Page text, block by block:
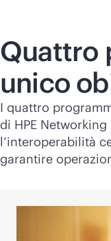
Quattro
unico
I quattro
di HPE
l’interoperabilità
garantire